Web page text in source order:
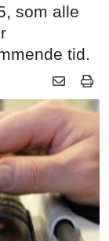
som alle
tid.